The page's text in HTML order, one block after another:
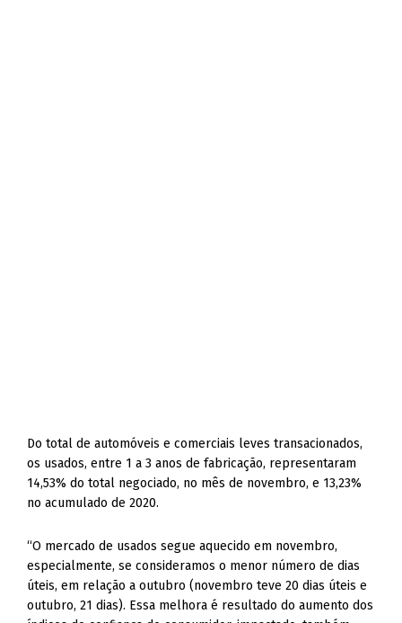
Do total de automóveis e comerciais leves transacionados,
os usados, entre 1 a 3 anos de fabricação, representaram
14,53% do total negociado, no mês de novembro, e 13,23%
no acumulado de 2020.
“O mercado de usados segue aquecido em novembro,
especialmente, se consideramos o menor número de dias
úteis, em relação a outubro (novembro teve 20 dias úteis e
outubro, 21 dias). Essa melhora é resultado do aumento dos